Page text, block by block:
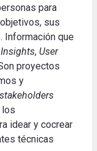
para
sus
Información que
Insights, User
proyectos
y
stakeholders
los
idear y cocrear
técnicas